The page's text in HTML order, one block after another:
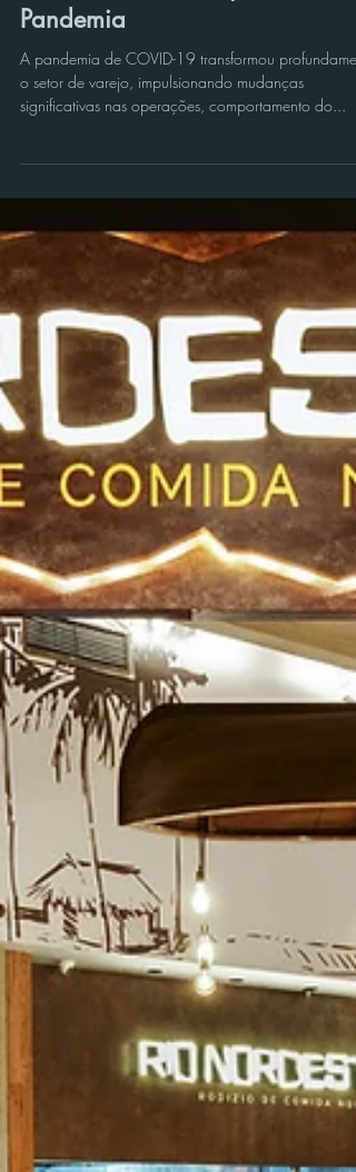
A Evolução do Varejo Pós-
Pandemia
A pandemia de COVID-19 transformou